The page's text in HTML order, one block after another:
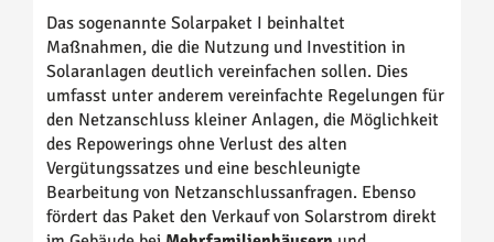
Das sogenannte Solarpaket I beinhaltet
Maßnahmen, die die Nutzung und Investition in
Solaranlagen deutlich vereinfachen sollen. Dies
umfasst unter anderem vereinfachte Regelungen für
den Netzanschluss kleiner Anlagen, die Möglichkeit
des Repowerings ohne Verlust des alten
Vergütungssatzes und eine beschleunigte
Bearbeitung von Netzanschlussanfragen. Ebenso
fördert das Paket den Verkauf von Solarstrom direkt